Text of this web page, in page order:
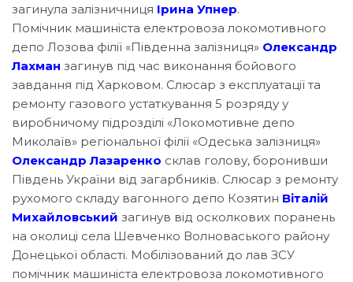
загинула залізничниця Ірина Упнер.
Помічник машиніста електровоза локомотивного
депо Лозова філії «Південна залізниця» Олександр
Лахман загинув під час виконання бойового
завдання під Харковом. Слюсар з експлуатації та
ремонту газового устаткування 5 розряду у
виробничому підрозділі «Локомотивне депо
Миколаїв» регіональної філії «Одеська залізниця»
Олександр Лазаренко склав голову, боронивши
Південь України від загарбників. Слюсар з ремонту
рухомого складу вагонного депо Козятин Віталій
Михайловський загинув від осколкових поранень
на околиці села Шевченко Волноваського району
Донецької області. Мобілізований до лав ЗСУ
помічник машиніста електровоза локомотивного